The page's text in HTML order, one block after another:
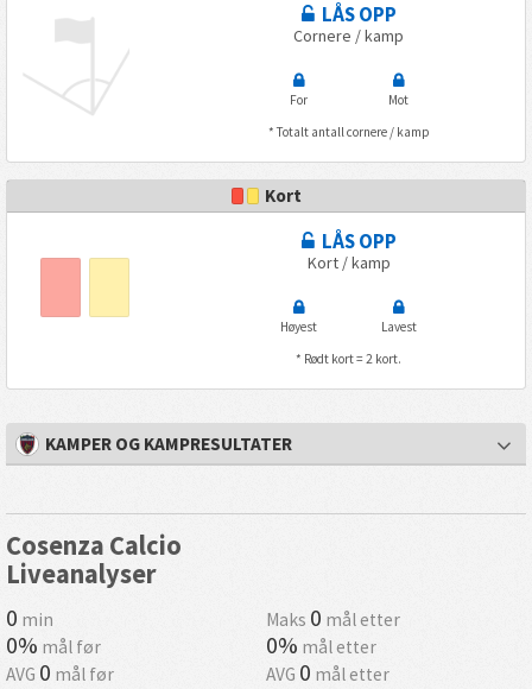
LÅS OPP
Cornere / kamp
For
Mot
* Totalt antall cornere / kamp
Kort
LÅS OPP
Kort / kamp
Høyest
Lavest
* Rødt kort = 2 kort.
KAMPER OG KAMPRESULTATER
Cosenza Calcio
Liveanalyser
0 min Maks 0 mål etter
0% mål før 0% mål etter
AVG 0 mål før AVG 0 mål etter